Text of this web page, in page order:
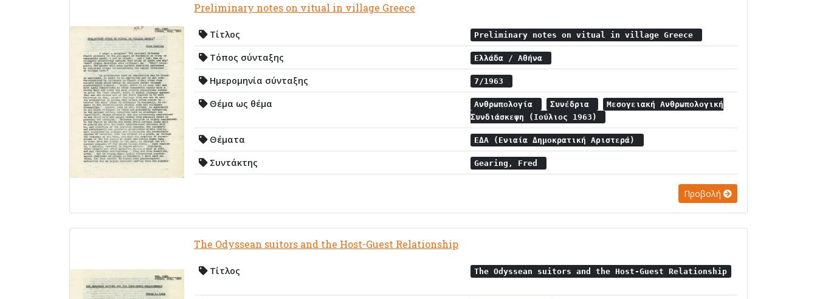
Preliminary notes on vitual in village Greece
Τίτλος Preliminary notes on vitual in village Greece
Τόπος σύνταξης Ελλάδα / Αθήνα
Ημερομηνία σύνταξης 7/1963
Θέμα ως θέμα Ανθρωπολογία Συνέδρια
Μεσογειακή Ανθρωπολογική
Συνδιάσκεψη (Ιούλιος 1963)
Θέματα ΕΔΑ (Ενιαία Δημοκρατική Αριστερά)
Συντάκτης Gearing, Fred
Προβολή
The Odyssean suitors and the Host-Guest Relationship
Τίτλος The Odyssean suitors and the Host-Guest Relationship